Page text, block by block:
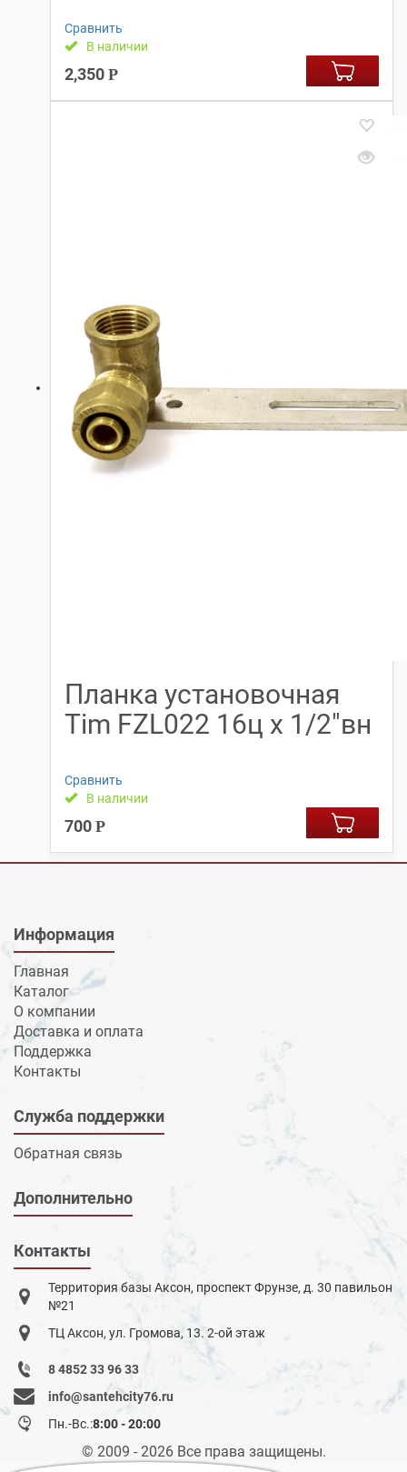
Сравнить
В наличии
2,350 Р
Планка установочная
Tim FZL022 16ц х 1/2″вн
Сравнить
В наличии
700 Р
Информация
Главная
Каталог
О компании
Доставка и оплата
Поддержка
Контакты
Служба поддержки
Обратная связь
Дополнительно
Контакты
Территория базы Аксон, проспект Фрунзе, д. 30 павильон
№21
ТЦ Аксон, ул. Громова, 13. 2-ой этаж
8 4852 33 96 33
info@santehcity76.ru
Пн.-Вс.:8:00 - 20:00
© 2009 - 2026 Все права защищены.